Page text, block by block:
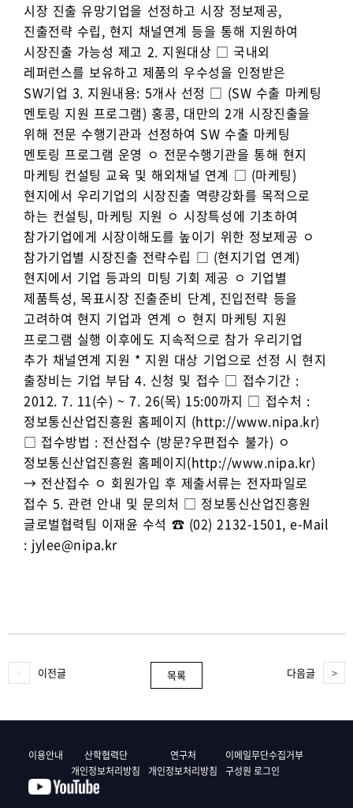
시장 진출 유망기업을 선정하고 시장 정보제공,
진출전략 수립, 현지 채널연계 등을 통해 지원하여
시장진출 가능성 제고 2. 지원대상 □ 국내외
레퍼런스를 보유하고 제품의 우수성을 인정받은
SW기업 3. 지원내용: 5개사 선정 □ (SW 수출 마케팅
멘토링 지원 프로그램) 홍콩, 대만의 2개 시장진출을
위해 전문 수행기관과 선정하여 SW 수출 마케팅
멘토링 프로그램 운영 ㅇ 전문수행기관을 통해 현지
마케팅 컨설팅 교육 및 해외채널 연계 □ (마케팅)
현지에서 우리기업의 시장진출 역량강화를 목적으로
하는 컨설팅, 마케팅 지원 ㅇ 시장특성에 기초하여
참가기업에게 시장이해도를 높이기 위한 정보제공 ㅇ
참가기업별 시장진출 전략수립 □ (현지기업 연계)
현지에서 기업 등과의 미팅 기회 제공 ㅇ 기업별
제품특성, 목표시장 진출준비 단계, 진입전략 등을
고려하여 현지 기업과 연계 ㅇ 현지 마케팅 지원
프로그램 실행 이후에도 지속적으로 참가 우리기업
추가 채널연계 지원 * 지원 대상 기업으로 선정 시 현지
출장비는 기업 부담 4. 신청 및 접수 □ 접수기간 :
2012. 7. 11(수) ~ 7. 26(목) 15:00까지 □ 접수처 :
정보통신산업진흥원 홈페이지 (http://www.nipa.kr)
□ 접수방법 : 전산접수 (방문?우편접수 불가) ㅇ
정보통신산업진흥원 홈페이지(http://www.nipa.kr)
→ 전산접수 ㅇ 회원가입 후 제출서류는 전자파일로
접수 5. 관련 안내 및 문의처 □ 정보통신산업진흥원
글로벌협력팀 이재윤 수석 ☎ (02) 2132-1501, e-Mail
: jylee@nipa.kr
이전글 목록 다음글
이용안내
산학협력단
개인정보처리방침
연구처
개인정보처리방침
이메일무단수집거부
구성원 로그인